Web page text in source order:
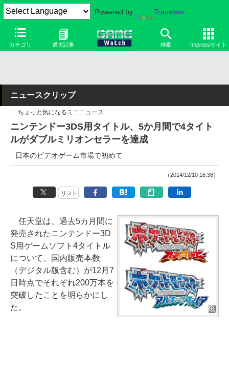
Powered by Translate
カテゴリ 過去記事 検索 Impressサイト
ニュースクリップ
ちょっと気になるミニニュース
ニンテンドー3DS用タイトル、5か月間で4タイト
ルがダブルミリオンセラーを達成
日本のビデオゲーム市場で初めて
（2014/12/10 16:38）
リスト
任天堂は、過去5カ月間に
発売されたニンテンドー3D
S用ゲームソフト4タイトル
について、国内販売本数
（デジタル版含む）が12月7
日時点でそれぞれ200万本を
突破したことを明らかにし
た。